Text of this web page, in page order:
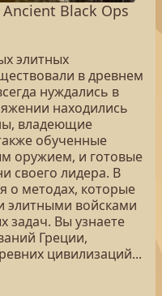
Black Ops
элитных
в древнем
нуждались в
находились
владеющие
обученные
оружием, и готовые
своего лидера. В
о методах, которые
элитными войсками
задач. Вы узнаете
Греции,
цивилизаций...